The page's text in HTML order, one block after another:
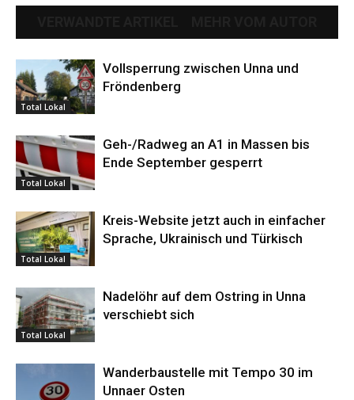
Total Lokal
Vollsperrung zwischen Unna und
Fröndenberg
Total Lokal
Geh-/Radweg an A1 in Massen bis
Ende September gesperrt
Total Lokal
Kreis-Website jetzt auch in einfacher
Sprache, Ukrainisch und Türkisch
Total Lokal
Nadelöhr auf dem Ostring in Unna
verschiebt sich
Wanderbaustelle mit Tempo 30 im
Unnaer Osten